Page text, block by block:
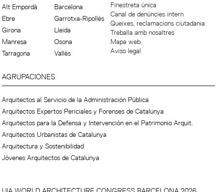
Alt Empordà
Barcelona
Ebre
Garrotxa-Ripollès
Girona
Lleida
Manresa
Osona
Tarragona
Vallès
Finestreta única
Canal de denúncies intern
Queixes, reclamacions ciutadania
Treballa amb nosaltres
Mapa web
Aviso legal
AGRUPACIONES
Arquitectos al Servicio de la Administración Pública
Arquitectos Expertos Periciales y Forenses de Catalunya
Arquitectos para la Defensa y Intervención en el Patrimonio Arquit.
Arquitectos Urbanistas de Catalunya
Arquitectura y Sostenibilidad
Jóvenes Arquitectos de Catalunya